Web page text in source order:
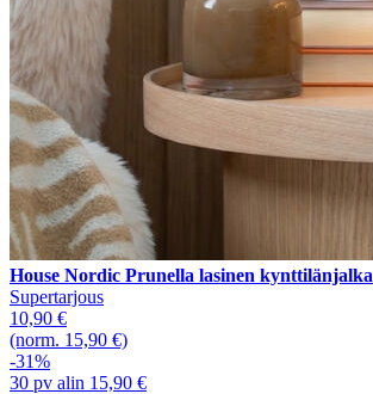
House Nordic Prunella lasinen kynttilänjalka
Supertarjous
10,90 €
(norm. 15,90 €)
-31%
30 pv alin 15,90 €